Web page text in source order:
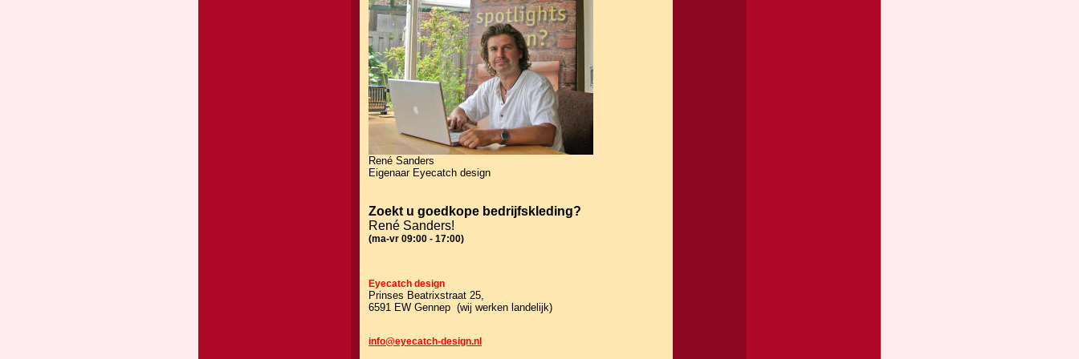
René Sanders
Eigenaar Eyecatch design
Zoekt u goedkope bedrijfskleding?
René Sanders!
(ma-vr 09:00 - 17:00)
Eyecatch design
Prinses Beatrixstraat 25,
6591 EW Gennep (wij werken landelijk)
info@eyecatch-design.nl